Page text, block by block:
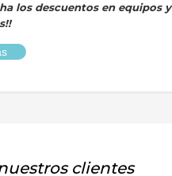
los descuentos en equipos y
clientes